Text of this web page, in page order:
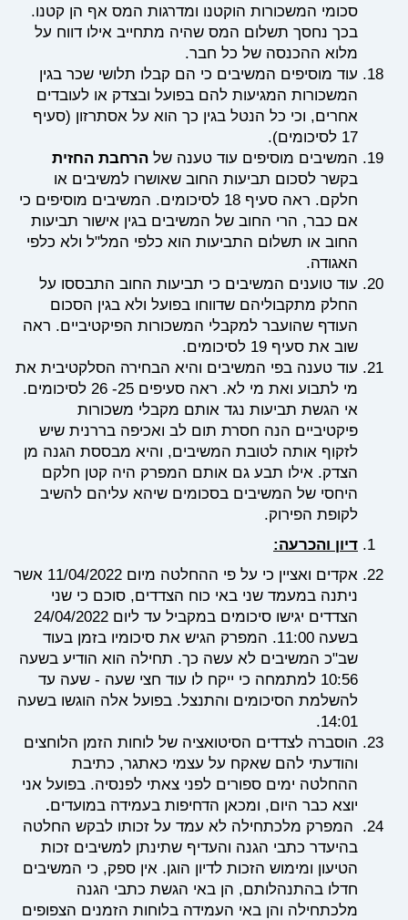
סכומי המשכורות הוקטנו ומדרגות המס אף הן קטנו.
בכך נחסך תשלום המס שהיה מתחייב אילו דווח על
מלוא ההכנסה של כל חבר.
עוד מוסיפים המשיבים כי הם קבלו תלושי שכר בגין
המשכורות המגיעות להם בפועל ובצדק או לעובדים
אחרים, וכי כל הנטל בגין כך הוא על אסתרזון (סעיף
17 לסיכומים).
המשיבים מוסיפים עוד טענה של הרחבת החזית
בקשר לסכום תביעות החוב שאושרו למשיבים או
חלקם. ראה סעיף 18 לסיכומים. המשיבים מוסיפים כי
אם כבר, הרי החוב של המשיבים בגין אישור תביעות
החוב או תשלום התביעות הוא כלפי המל"ל ולא כלפי
האגודה.
עוד טוענים המשיבים כי תביעות החוב התבססו על
החלק מתקבוליהם שדווחו בפועל ולא בגין הסכום
העודף שהועבר למקבלי המשכורות הפיקטיביים. ראה
שוב את סעיף 19 לסיכומים.
עוד טענה בפי המשיבים והיא הבחירה הסלקטיבית את
מי לתבוע ואת מי לא. ראה סעיפים 25- 26 לסיכומים.
אי הגשת תביעות נגד אותם מקבלי משכורות
פיקטיביים הנה חסרת תום לב ואכיפה בררנית שיש
לזקוף אותה לטובת המשיבים, והיא מבססת הגנה מן
הצדק. אילו תבע גם אותם המפרק היה קטן חלקם
היחסי של המשיבים בסכומים שיהא עליהם להשיב
לקופת הפירוק.
דיון והכרעה:
אקדים ואציין כי על פי ההחלטה מיום 11/04/2022 אשר
ניתנה במעמד שני באי כוח הצדדים, סוכם כי שני
הצדדים יגישו סיכומים במקביל עד ליום 24/04/2022
בשעה 11:00. המפרק הגיש את סיכומיו בזמן בעוד
שב"כ המשיבים לא עשה כך. תחילה הוא הודיע בשעה
10:56 למתמחה כי ייקח לו עוד חצי שעה - שעה עד
להשלמת הסיכומים והתנצל. בפועל אלה הוגשו בשעה
14:01.
הוסברה לצדדים הסיטואציה של לוחות הזמן הלוחצים
והודעתי להם שאקח על עצמי כאתגר, כתיבת
ההחלטה ימים ספורים לפני צאתי לפנסיה. בפועל אני
יוצא כבר היום, ומכאן הדחיפות בעמידה במועדים.
המפרק מלכתחילה לא עמד על זכותו לבקש החלטה
בהיעדר כתבי הגנה והעדיף שתינתן למשיבים זכות
הטיעון ומימוש הזכות לדיון הוגן. אין ספק, כי המשיבים
חדלו בהתנהלותם, הן באי הגשת כתבי הגנה
מלכתחילה והן באי העמידה בלוחות הזמנים הצפופים